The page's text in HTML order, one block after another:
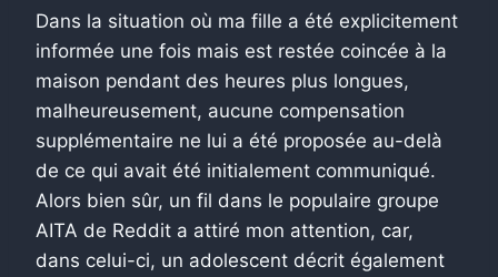
Dans la situation où ma fille a été explicitement
informée une fois mais est restée coincée à la
maison pendant des heures plus longues,
malheureusement, aucune compensation
supplémentaire ne lui a été proposée au-delà
de ce qui avait été initialement communiqué.
Alors bien sûr, un fil dans le populaire groupe
AITA de Reddit a attiré mon attention, car,
dans celui-ci, un adolescent décrit également